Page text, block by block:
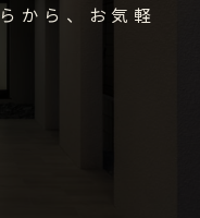
から、お気軽